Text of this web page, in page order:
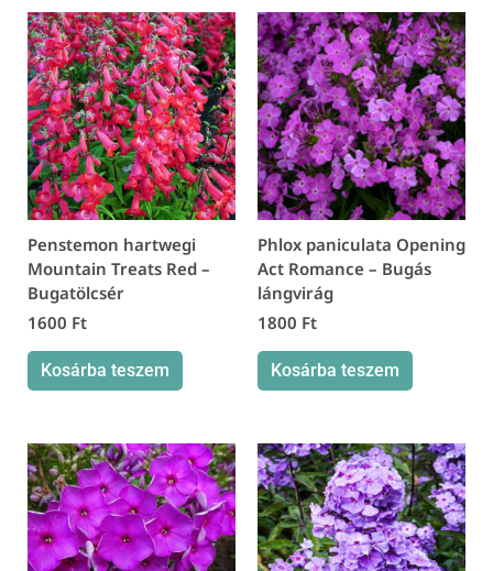
Penstemon hartwegi
Mountain Treats Red –
Bugatölcsér
1600 Ft
Kosárba teszem
Phlox paniculata Opening
Act Romance – Bugás
lángvirág
1800 Ft
Kosárba teszem